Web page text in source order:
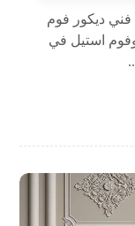
ديكور فوم
وفوم استيل في